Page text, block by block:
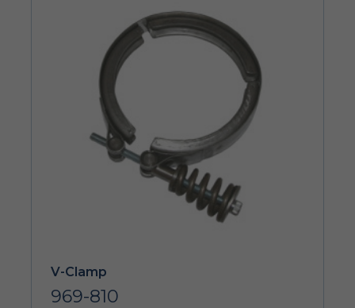
V-Clamp
969-810